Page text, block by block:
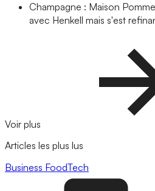
Champagne : Maison
avec Henkell mais s'est
Voir plus
Articles les plus lus
Business FoodTech